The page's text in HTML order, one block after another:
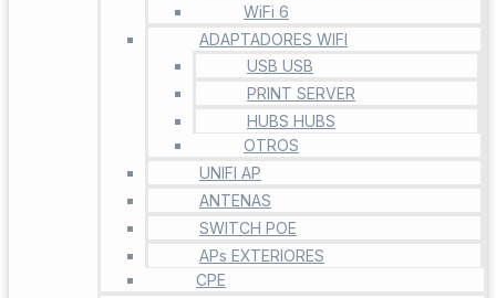
WiFi 6
ADAPTADORES WIFI
USB USB
PRINT SERVER
HUBS HUBS
OTROS
UNIFI AP
ANTENAS
SWITCH POE
APs EXTERIORES
CPE